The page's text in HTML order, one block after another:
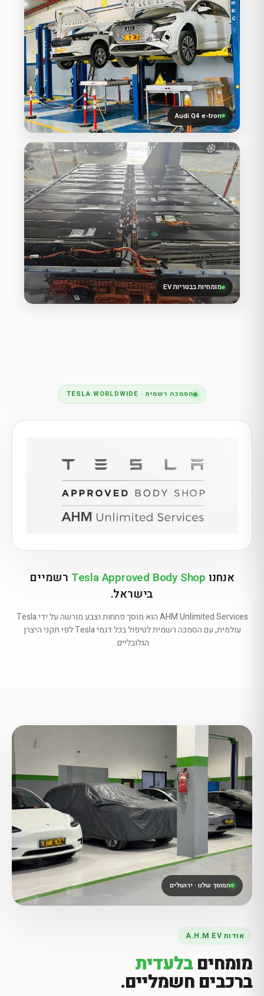
Audi Q4 e-tron
מומחיות בבטריות EV
הסמכה רשמית · TESLA WORLDWIDE
אנחנו Tesla Approved Body Shop רשמיים
בישראל.
AHM Unlimited Services הוא מוסך פחחות וצבע מורשה על ידי Tesla
עולמית, עם הסמכה רשמית לטיפול בכל דגמי Tesla לפי תקני היצרן
הגלובליים.
המוסך שלנו · ירושלים
אודות A.H.M EV
מומחיםבלעדית
ברכבים חשמליים.